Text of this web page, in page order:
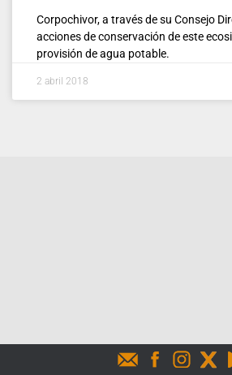
Corpochivor, a través de su Consejo
acciones de conservación de este
provisión de agua potable.
2 abril 2018